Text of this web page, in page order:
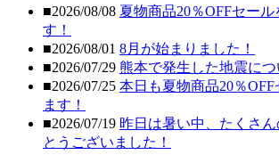
■2026/08/08 夏物商品20％OFFセー
す！
■2026/08/01 8月が始まりました！
■2026/07/29 熊本で発生した地震につ
■2026/07/25 本日も夏物商品20％
ます！
■2026/07/19 昨日は暑い中、たくさ
とうございました！